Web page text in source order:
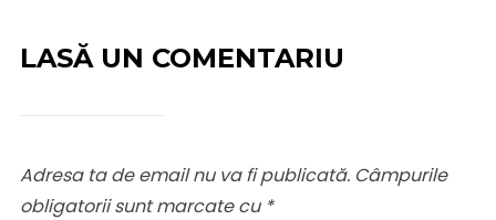
LASĂ UN COMENTARIU
Adresa ta de email nu va fi publicată. Câmpurile
obligatorii sunt marcate cu *